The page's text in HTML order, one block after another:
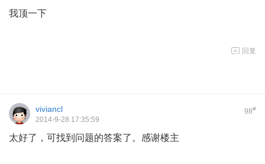
我顶一下
回复
98#
viviancl
2014-9-28 17:35:59
太好了，可找到问题的答案了。感谢楼主